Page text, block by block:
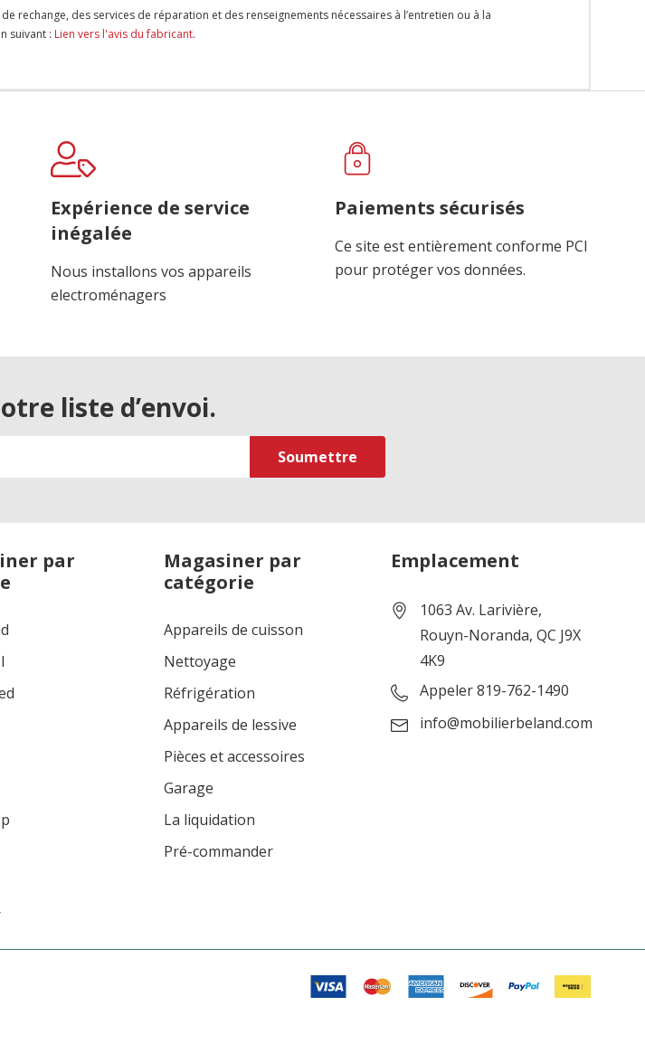
des services de réparation et des renseignements nécessaires à l’entretien ou à la
suivant : Lien vers l'avis du fabricant.
Expérience de service
inégalée
Nous installons vos appareils
electroménagers
Paiements sécurisés
Ce site est entièrement conforme PCI
pour protéger vos données.
liste d’envoi.
par
Magasiner par
catégorie
Appareils de cuisson
Nettoyage
Réfrigération
Appareils de lessive
Pièces et accessoires
Garage
La liquidation
Pré-commander
Emplacement
1063 Av. Larivière,
Rouyn-Noranda, QC J9X
4K9
Appeler 819-762-1490
info@mobilierbeland.com